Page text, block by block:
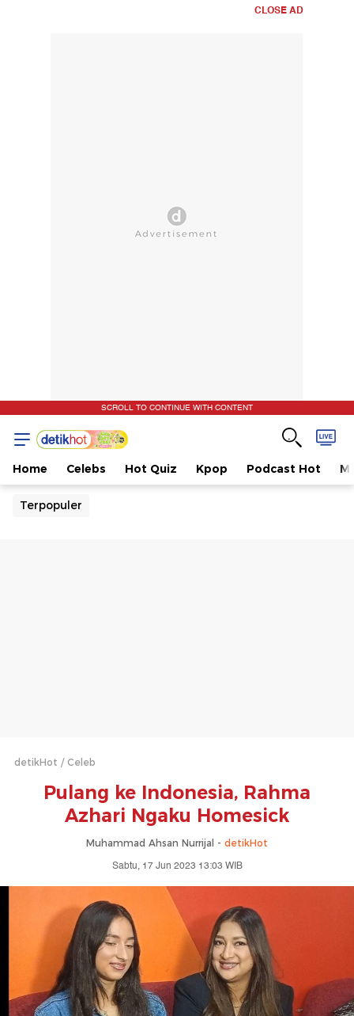
CLOSE AD
SCROLL TO CONTINUE WITH CONTENT
Home Celebs Hot Quiz Kpop Podcast Hot
Terpopuler
detikHot Celeb
Pulang ke Indonesia, Rahma
Azhari Ngaku Homesick
Muhammad Ahsan Nurrijal - detikHot
Sabtu, 17 Jun 2023 13:03 WIB